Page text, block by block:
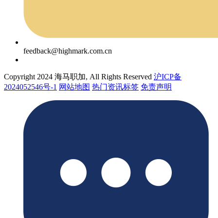
feedback@highmark.com.cn
Copyright 2024 海马职加, All Rights Reserved 沪ICP备
2024052546号-1 网站地图 热门资讯标签 免责声明